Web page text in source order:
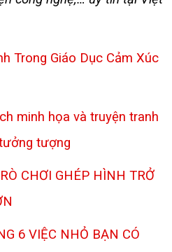
Trong Giáo Dục Cảm Xúc
minh họa và truyện tranh
tượng
CHƠI GHÉP HÌNH TRỞ
6 VIỆC NHỎ BẠN CÓ